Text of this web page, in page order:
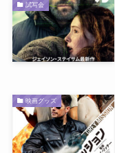
試写会
映画グッズ